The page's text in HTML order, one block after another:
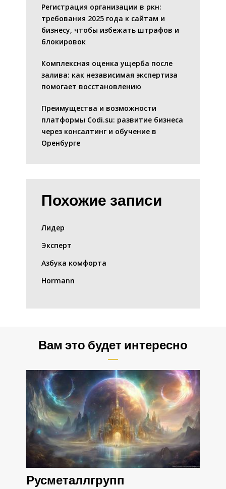
Регистрация организации в ркн:
требования 2025 года к сайтам и
бизнесу, чтобы избежать штрафов и
блокировок
Комплексная оценка ущерба после
залива: как независимая экспертиза
помогает восстановлению
Преимущества и возможности
платформы Codi.su: развитие бизнеса
через консалтинг и обучение в
Оренбурге
Похожие записи
Лидер
Эксперт
Азбука комфорта
Hormann
Вам это будет интересно
Русметаллгрупп